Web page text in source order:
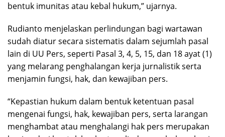
bentuk imunitas atau kebal hukum,” ujarnya.
Rudianto menjelaskan perlindungan bagi wartawan
sudah diatur secara sistematis dalam sejumlah pasal
lain di UU Pers, seperti Pasal 3, 4, 5, 15, dan 18 ayat (1)
yang melarang penghalangan kerja jurnalistik serta
menjamin fungsi, hak, dan kewajiban pers.
“Kepastian hukum dalam bentuk ketentuan pasal
mengenai fungsi, hak, kewajiban pers, serta larangan
menghambat atau menghalangi hak pers merupakan